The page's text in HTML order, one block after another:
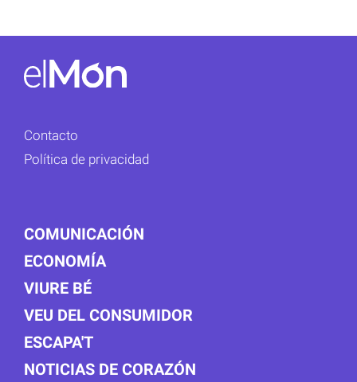
Contacto
Política de privacidad
COMUNICACIÓN
ECONOMÍA
VIURE BÉ
VEU DEL CONSUMIDOR
ESCAPA'T
NOTICIAS DE CORAZÓN